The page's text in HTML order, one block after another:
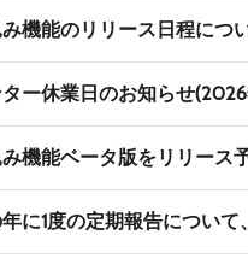
機能のリリース日程につ
ー休業日のお知らせ
機能ベータ版をリリース
に1度の定期報告につい